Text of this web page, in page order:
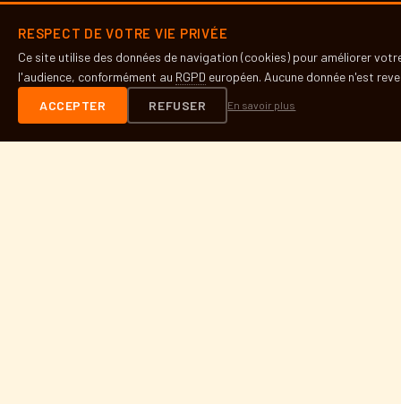
Partenaires
Contact
RESPECT DE VOTRE VIE PRIVÉE
Ce site utilise des données de navigation (cookies) pour améliorer
l'audience, conformément au RGPD européen. Aucune donnée n'est
ACCEPTER
REFUSER En savoir plus